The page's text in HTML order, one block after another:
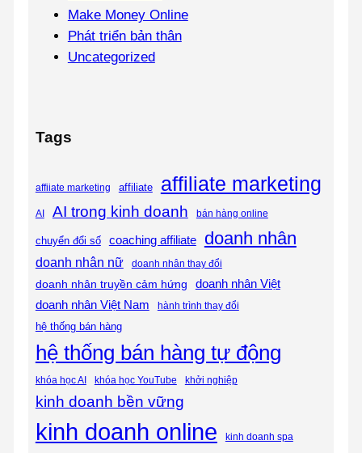
Make Money Online
Phát triển bản thân
Uncategorized
Tags
affiiate marketing affiliate affiliate marketing
AI AI trong kinh doanh bán hàng online
chuyển đổi số coaching affiliate doanh nhân
doanh nhân nữ doanh nhân thay đổi
doanh nhân truyền cảm hứng
doanh nhân Việt
doanh nhân Việt Nam
hành trình thay đổi
hệ thống bán hàng
hệ thống bán hàng tự động
khóa học AI khóa học YouTube khởi nghiệp
kinh doanh bền vững
kinh doanh online kinh doanh spa